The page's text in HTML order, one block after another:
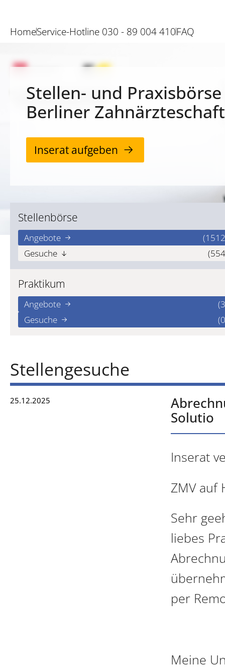
HomeService-Hotline 030 - 89 004 410FAQ
Stellen- und
Berliner Zahnärzteschaft
Inserat aufgeben
Stellenbörse
Angebote
Gesuche
Praktikum
Angebote
Gesuche
Stellengesuche
25.12.2025
Solutio
Inserat
ZMV auf
Sehr
liebes
per
Meine